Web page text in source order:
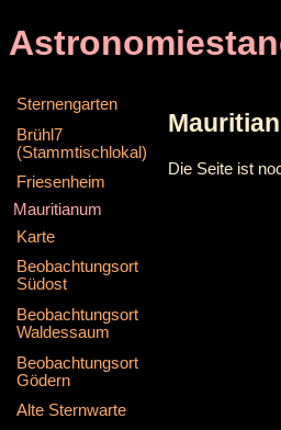
Sternengarten
Brühl7
(Stammtischlokal)
Friesenheim
Mauritianum
Karte
Beobachtungsort
Südost
Beobachtungsort
Waldessaum
Beobachtungsort
Gödern
Alte Sternwarte
Die Seite ist